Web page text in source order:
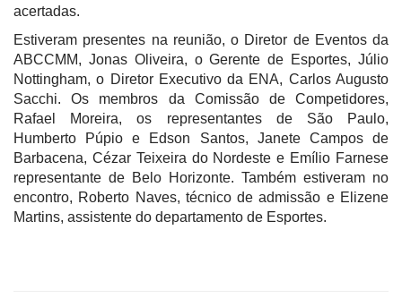
acertadas.
Estiveram presentes na reunião, o Diretor de Eventos da
ABCCMM, Jonas Oliveira, o Gerente de Esportes, Júlio
Nottingham, o Diretor Executivo da ENA, Carlos Augusto
Sacchi. Os membros da Comissão de Competidores,
Rafael Moreira, os representantes de São Paulo,
Humberto Púpio e Edson Santos, Janete Campos de
Barbacena, Cézar Teixeira do Nordeste e Emílio Farnese
representante de Belo Horizonte. Também estiveram no
encontro, Roberto Naves, técnico de admissão e Elizene
Martins, assistente do departamento de Esportes.